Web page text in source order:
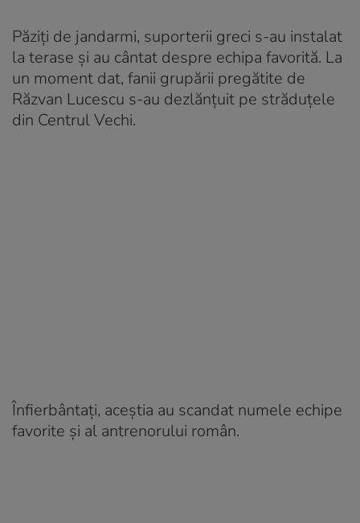
Păziți de jandarmi, suporterii greci s-au instalat
la terase și au cântat despre echipa favorită. La
un moment dat, fanii grupării pregătite de
Răzvan Lucescu s-au dezlănțuit pe străduțele
din Centrul Vechi.
Înfierbântați, aceștia au scandat numele echipe
favorite și al antrenorului român.